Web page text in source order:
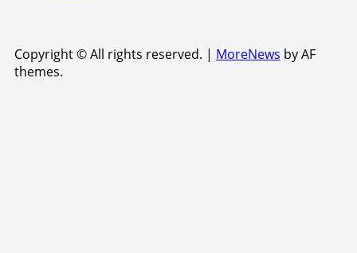
Copyright © All rights reserved. | MoreNews by AF
themes.